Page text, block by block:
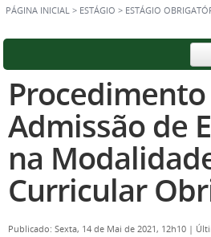
PÁGINA INICIAL > ESTÁGIO > ESTÁGIO
Admissão de
na
Curricular
Publicado: Sexta, 14 de Mai de 2021, 12h10 |